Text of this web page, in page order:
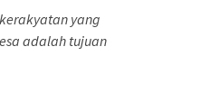
yang
adalah tujuan